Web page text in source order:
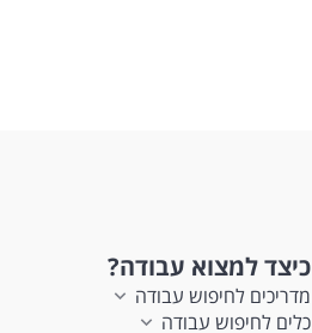
כיצד למצוא עבודה?
מדריכים לחיפוש עבודה
כלים לחיפוש עבודה